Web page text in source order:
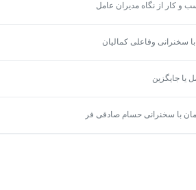
کار از نگاه مدیران عامل
سخنرانی وفاعلی کمالیان
یا جایگزین
با سخنرانی حسام صادقی فر